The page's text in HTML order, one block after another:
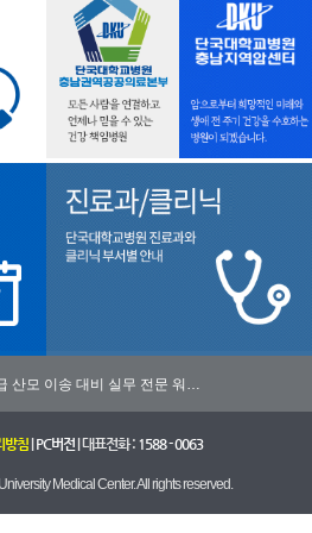
산모 이송 대비 실무 전문 워…
방침| PC버전| 대표전화 : 1588 - 0063
Medical Center. All rights reserved.